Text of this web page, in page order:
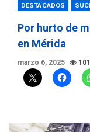
DESTACADOS
Por hurto de
en Mérida
marzo 6, 2025